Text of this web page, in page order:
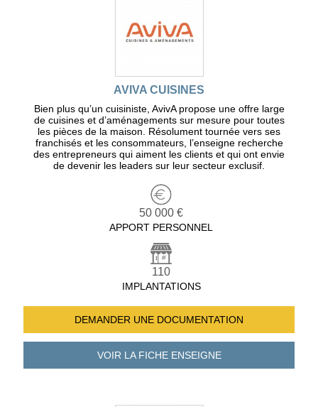
AVIVA CUISINES
Bien plus qu’un cuisiniste, AvivA propose une offre large
de cuisines et d’aménagements sur mesure pour toutes
les pièces de la maison. Résolument tournée vers ses
franchisés et les consommateurs, l’enseigne recherche
des entrepreneurs qui aiment les clients et qui ont envie
de devenir les leaders sur leur secteur exclusif.
50 000 €
APPORT PERSONNEL
110
IMPLANTATIONS
DEMANDER UNE DOCUMENTATION
VOIR LA FICHEENSEIGNE